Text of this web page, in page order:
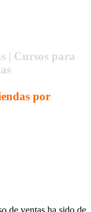
| Cursos para
por